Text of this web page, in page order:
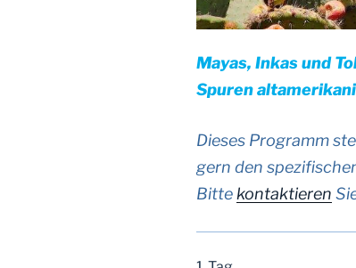
Mayas, Inkas und
Spuren
Dieses Programm
gern den
Bitte kontaktieren